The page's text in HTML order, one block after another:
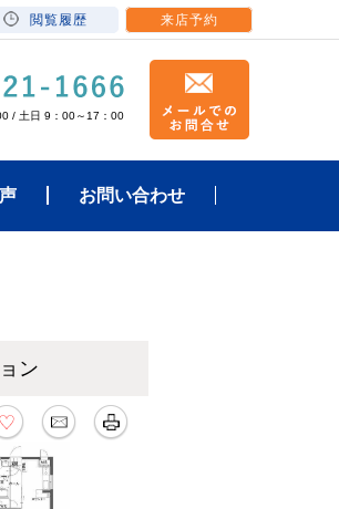
/ 土日 9：00～17：00
お問い合わせ
ョン
閲覧履歴 来店予約